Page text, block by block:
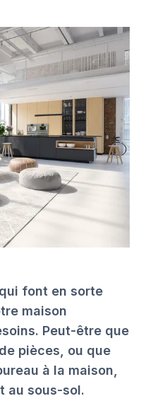
font en sorte
maison
Peut-être que
pièces, ou que
à la maison,
au sous-sol.